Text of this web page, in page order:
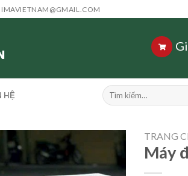
HỆ
Tìm
kiếm:
TRANG
Máy